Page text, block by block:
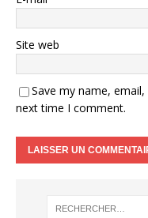
Site web
Save my name,
next time I comment.